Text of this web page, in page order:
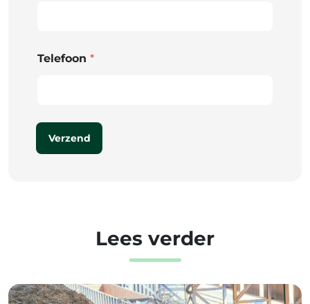
Telefoon *
Verzend
Lees verder